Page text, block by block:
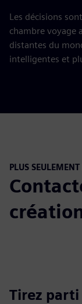
Les décisions
chambre voyage
distantes du
intelligentes et
PLUS
Tirez